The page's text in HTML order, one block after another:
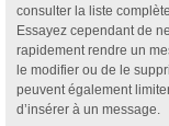
consulter la liste
Essayez cependant de
rapidement rendre un
le modifier ou de le
peuvent également
d’insérer à un message.